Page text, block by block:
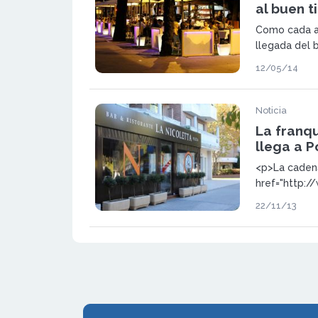
al buen
Como cada
llegada del
exterior e
verano, su
todos
este tipo de
12/05/14
Noticia
La
llega a
<p>La
href="http://
italianos</
22/11/13